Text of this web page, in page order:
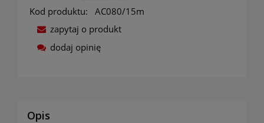
Kod produktu:
AC080/15m
zapytaj o produkt
dodaj opinię
Opis